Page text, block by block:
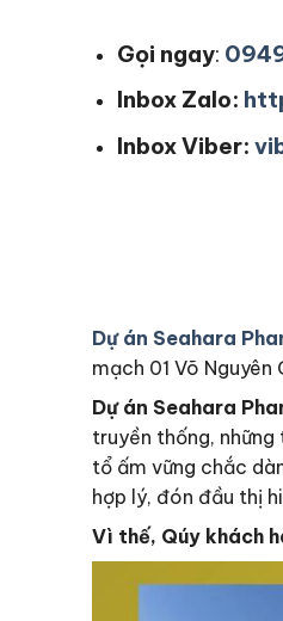
Gọi ngay:
Inbox Zalo:
Inbox Viber:
Dự án Seahara
mạch 01 Võ Nguyên
Dự án Seahara
truyền thống,
tổ ấm vững chắc
hợp lý, đón đầu thị
Vì thế, Qúy khách